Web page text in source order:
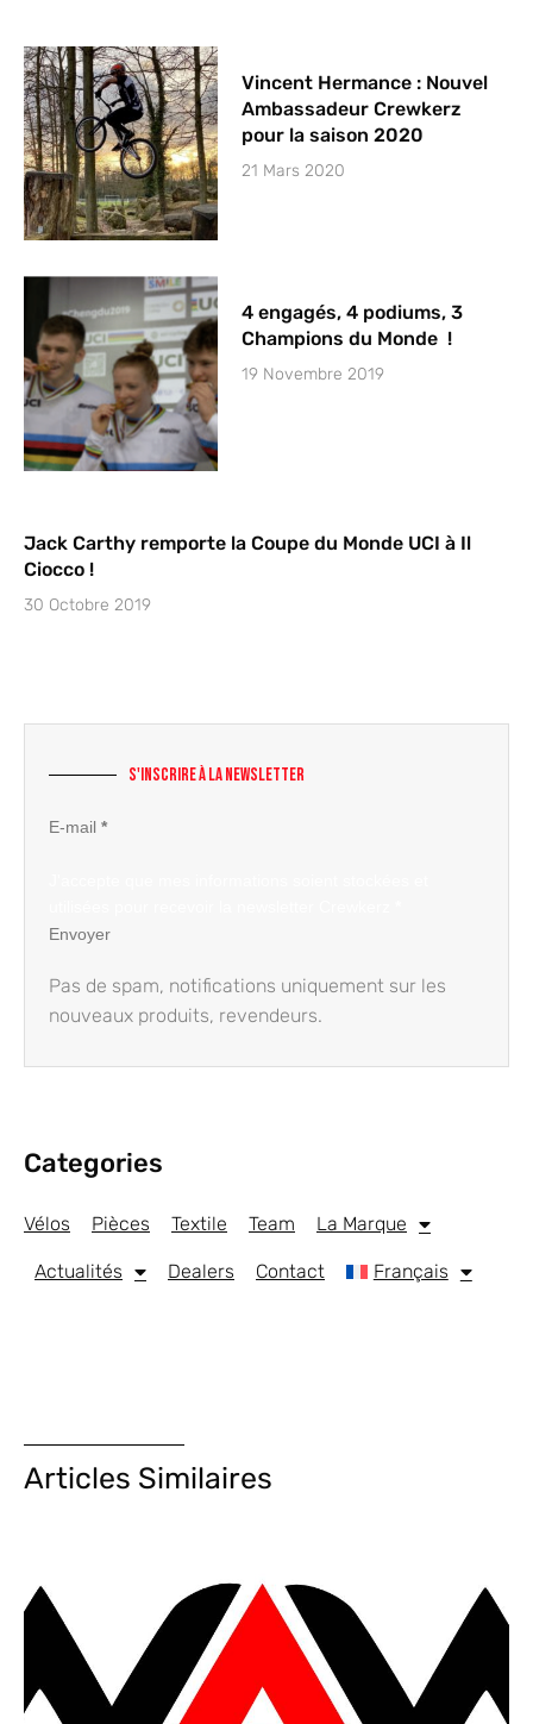
Vincent Hermance : Nouvel
Ambassadeur Crewkerz
pour la saison 2020
21 Mars 2020
4 engagés, 4 podiums, 3
Champions du Monde !
19 Novembre 2019
Jack Carthy remporte la Coupe du Monde UCI à Il
Ciocco !
30 Octobre 2019
S'inscrire à la newsletter
Section
E-mail *
Envoyer
Pas de spam, notifications uniquement sur les
nouveaux produits, revendeurs.
Categories
Vélos Pièces Textile Team La Marque
Actualités Dealers Contact Français
Articles Similaires